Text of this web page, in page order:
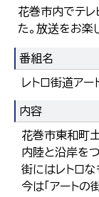
花巻市内でテレ
た。放送をお楽
番組名
レトロ街道ア
内容
花巻市東和町土
内陸と沿岸をつ
街にはレトロな
今は「アートの